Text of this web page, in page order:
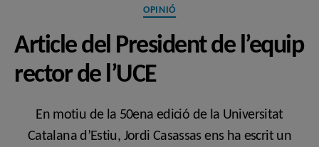
Categories
OPINIÓ
Article del President de l’equip
rector de l’UCE
En motiu de la 50ena edició de la Universitat
Catalana d’Estiu, Jordi Casassas ens ha escrit un